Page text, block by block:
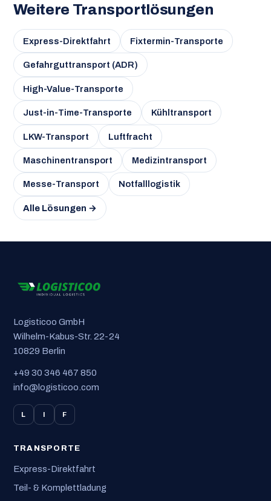
Weitere Transportlösungen
Express-Direktfahrt Fixtermin-Transporte
Gefahrguttransport (ADR)
High-Value-Transporte
Just-in-Time-Transporte Kühltransport
LKW-Transport Luftfracht
Maschinentransport Medizintransport
Messe-Transport Notfalllogistik
Alle Lösungen →
Logisticoo GmbH
Wilhelm-Kabus-Str. 22-24
10829 Berlin
+49 30 346 467 850
info@logisticoo.com
L I F
TRANSPORTE
Express-Direktfahrt
Teil- & Komplettladung